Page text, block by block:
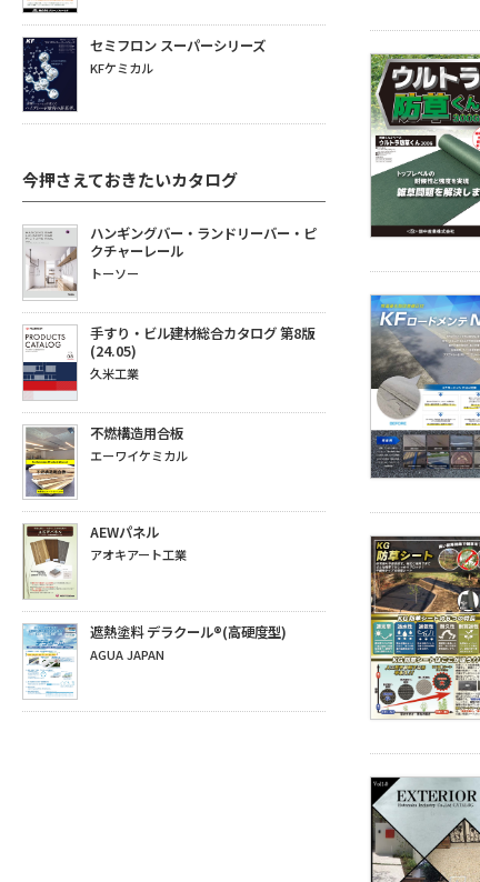
セミフロン スーパーシリーズ
KFケミカル
今押さえておきたいカタログ
ハンギングバー・ランドリーバー・ピ
クチャーレール
トーソー
手すり・ビル建材総合カタログ 第8版
(24.05)
久米工業
不燃構造用合板
エーワイケミカル
AEWパネル
アオキアート工業
遮熱塗料 デラクール®(高硬度型)
AGUA JAPAN